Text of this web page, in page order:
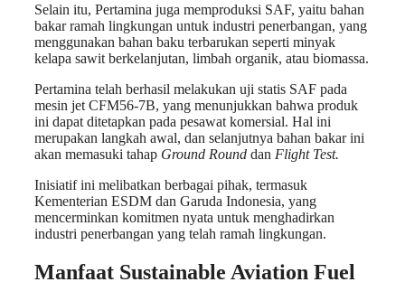
Selain itu, Pertamina juga memproduksi SAF, yaitu bahan
bakar ramah lingkungan untuk industri penerbangan, yang
menggunakan bahan baku terbarukan seperti minyak
kelapa sawit berkelanjutan, limbah organik, atau biomassa.
Pertamina telah berhasil melakukan uji statis SAF pada
mesin jet CFM56-7B, yang menunjukkan bahwa produk
ini dapat ditetapkan pada pesawat komersial. Hal ini
merupakan langkah awal, dan selanjutnya bahan bakar ini
akan memasuki tahap Ground Round dan Flight Test.
Inisiatif ini melibatkan berbagai pihak, termasuk
Kementerian ESDM dan Garuda Indonesia, yang
mencerminkan komitmen nyata untuk menghadirkan
industri penerbangan yang telah ramah lingkungan.
Manfaat Sustainable Aviation Fuel